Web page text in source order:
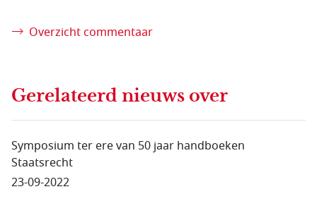
Overzicht commentaar
Gerelateerd nieuws over
Symposium ter ere van 50 jaar handboeken
Staatsrecht
23-09-2022